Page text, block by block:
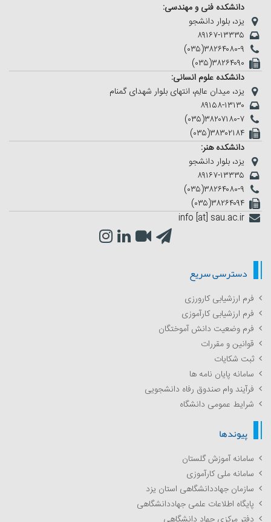
دانشکده فنی و مهندسی:
یزد، بلوار دانشجو
۸۹۱۶۷-۱۳۳۳۵
(۰۳۵)۳۸۲۶۴۰۸۰-۹
(۰۳۵)۳۸۲۶۴۰۹۰
دانشکده علوم انسانی:
یزد، میدان عالِم، انتهای بلوار شهدای گمنام
۸۹۱۵۸-۱۳۱۳۰
(۰۳۵)۳۸۲۰۷۱۸۰-۷
(۰۳۵)۳۸۳۰۲۱۸۴
دانشکده هنر:
یزد، بلوار دانشجو
۸۹۱۶۷-۱۳۳۳۵
(۰۳۵)۳۸۲۶۴۰۸۰-۹
(۰۳۵)۳۸۲۶۴۰۹۴
info [at] sau.ac.ir
دسترسی سریع
فرم ارزشیابی کارورزی
فرم ارزشیابی کارآموزی
فرم وضعیت دانش آموختگان
قوانین و مقررات
ثبت شکایات
سامانه پایان نامه ها
فرآیند وام صندوق رفاه دانشجویی
شرایط عمومی دانشگاه
پیوندها
سامانه آموزش گلستان
سامانه ملی کارآموزی
سازمان جهاددانشگاهی استان یزد
پایگاه اطلاعات علمی جهاددانشگاهی